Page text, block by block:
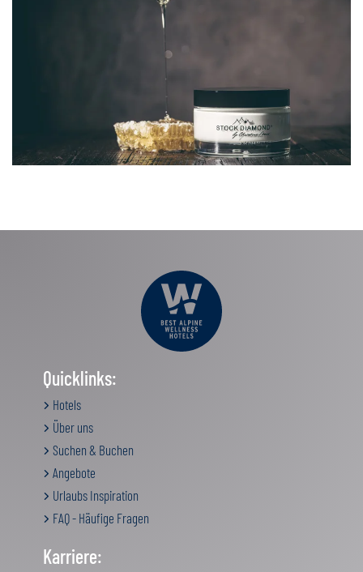
Quicklinks:
Hotels
Über uns
Suchen & Buchen
Angebote
Urlaubs Inspiration
FAQ - Häufige Fragen
Karriere: